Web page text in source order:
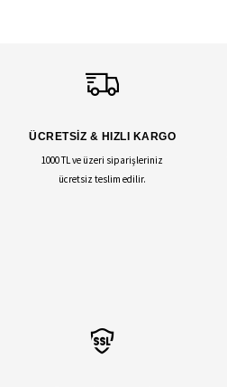
ÜCRETSİZ & HIZLI KARGO
1000 TL ve üzeri siparişleriniz
ücretsiz teslim edilir.